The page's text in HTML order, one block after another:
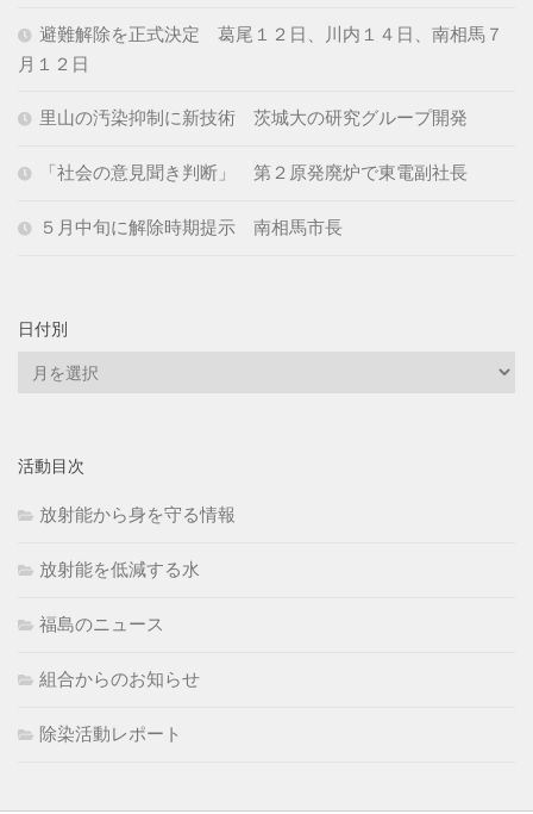
避難解除を正式決定 葛尾１２日、川内１４日、南相馬７
月１２日
里山の汚染抑制に新技術 茨城大の研究グループ開発
「社会の意見聞き判断」 第２原発廃炉で東電副社長
５月中旬に解除時期提示 南相馬市長
日付別
活動目次
放射能から身を守る情報
放射能を低減する水
福島のニュース
組合からのお知らせ
除染活動レポート